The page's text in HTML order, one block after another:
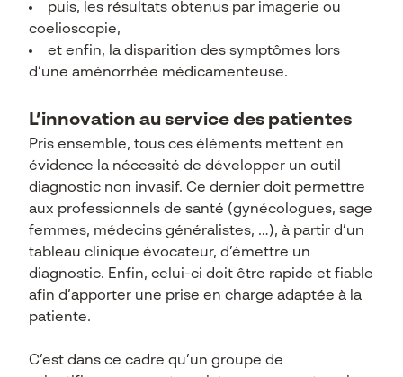
puis, les résultats obtenus par imagerie ou
coelioscopie,
et enfin, la disparition des symptômes lors
d’une aménorrhée médicamenteuse.
L’innovation au service des patientes
Pris ensemble, tous ces éléments mettent en
évidence la nécessité de développer un outil
diagnostic non invasif. Ce dernier doit permettre
aux professionnels de santé (gynécologues, sage
femmes, médecins généralistes, …), à partir d’un
tableau clinique évocateur, d’émettre un
diagnostic. Enfin, celui-ci doit être rapide et fiable
afin d’apporter une prise en charge adaptée à la
patiente.
C’est dans ce cadre qu’un groupe de